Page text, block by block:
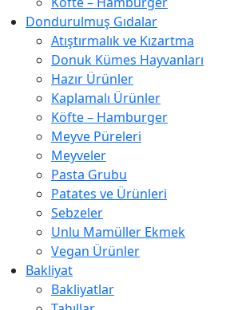
Dondurulmuş Gıdalar
Atıştırmalık ve Kızartma
Donuk Kümes Hayvanları
Hazır Ürünler
Kaplamalı Ürünler
Köfte – Hamburger
Meyve Püreleri
Meyveler
Pasta Grubu
Patates ve Ürünleri
Sebzeler
Unlu Mamüller Ekmek
Vegan Ürünler
Bakliyat
Bakliyatlar